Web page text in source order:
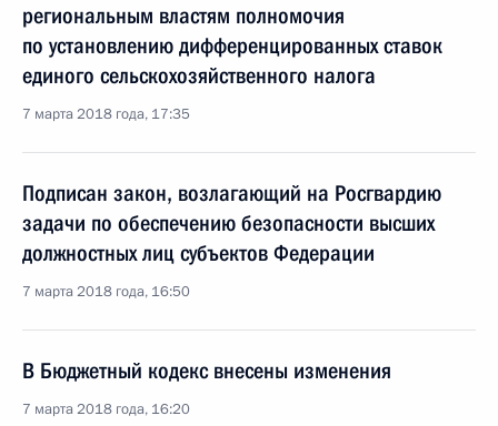
региональным властям полномочия
по установлению дифференцированных ставок
единого сельскохозяйственного налога
7 марта 2018 года, 17:35
Подписан закон, возлагающий на Росгвардию
задачи по обеспечению безопасности высших
должностных лиц субъектов Федерации
7 марта 2018 года, 16:50
В Бюджетный кодекс внесены изменения
7 марта 2018 года, 16:20